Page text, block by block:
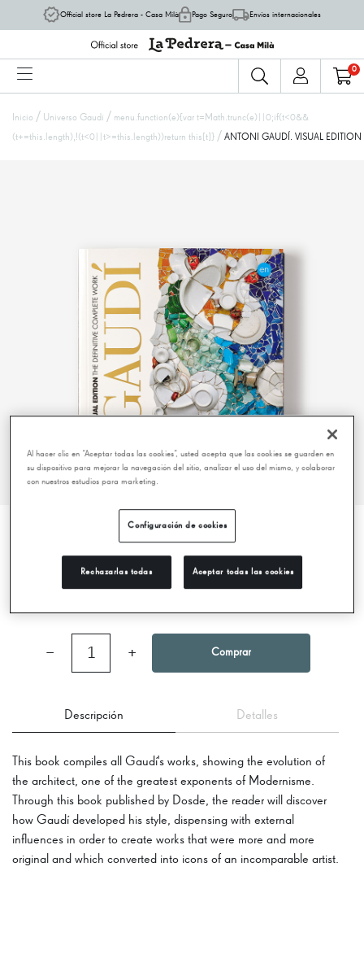
Official store La Pedrera - Casa Milà Pago Seguro Envíos internacionales
0
Inicio / Universo Gaudí / menu.function(e){var t=Math.trunc(e)||0;if(t<0&&
(t+=this.length),!(t<0||t>=this.length))return this[t]} / ANTONI GAUDÍ. VISUAL EDITION
− 1 + Comprar
Descripción Detalles
This book compiles all Gaudí's works, showing the evolution of
the architect, one of the greatest exponents of Modernisme.
Through this book published by Dosde, the reader will discover
how Gaudí developed his style, dispensing with external
influences in order to create works that were more and more
original and which converted into icons of an incomparable artist.
Al hacer clic en “Aceptar todas las cookies”, usted acepta que las cookies se guarden en
su dispositivo para mejorar la navegación del sitio, analizar el uso del mismo, y colaborar
con nuestros estudios para marketing.
Configuración de cookies
Rechazarlas todas Aceptar todas las cookies